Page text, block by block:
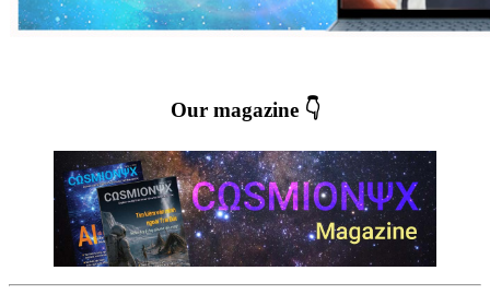
Our magazine 👇